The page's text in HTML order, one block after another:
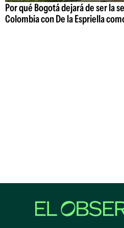
Por qué Bogotá dejará de ser la
Colombia con De la Espriella